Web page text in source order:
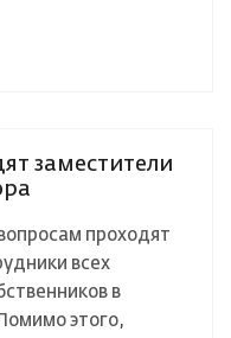
заместители
проходят
всех
в
этого,